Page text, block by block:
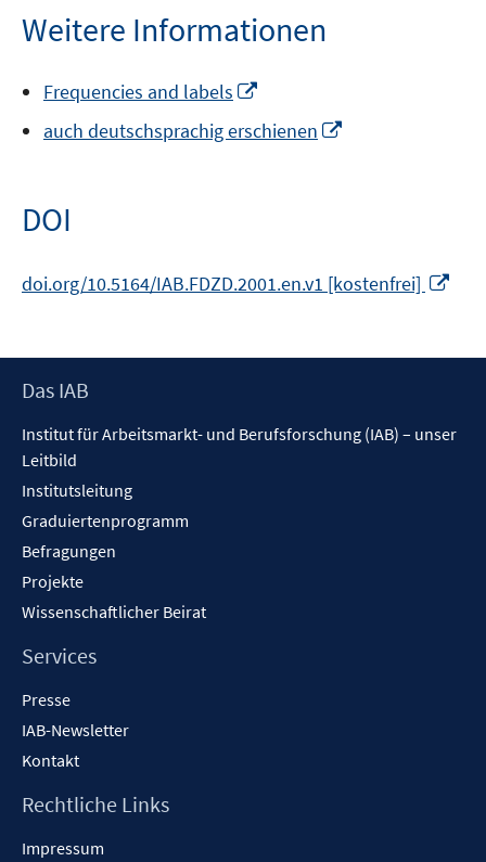
öffnen
Weitere Informationen
Frequencies and labels
Fenster
auch deutschsprachig erschienen
DOI
doi.org/10.5164/IAB.FDZD.2001.en.v1 [kostenfrei]
Footer
Das IAB
Institut für Arbeitsmarkt- und Berufsforschung (IAB) – unser
Leitbild
Institutsleitung
Graduiertenprogramm
Befragungen
Projekte
Wissenschaftlicher Beirat
Services
Presse
IAB-Newsletter
Kontakt
Rechtliche Links
Impressum